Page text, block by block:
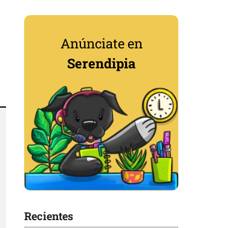
Anúnciate en
Serendipia
Recientes